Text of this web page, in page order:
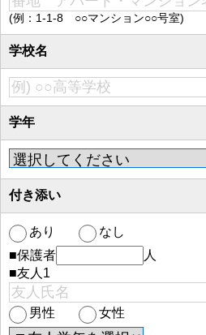
(例：1-1-8 ○○マンション○○号室)
学校名
学年
付き添い
あり
なし
■保護者
人
■友人1
男性 女性